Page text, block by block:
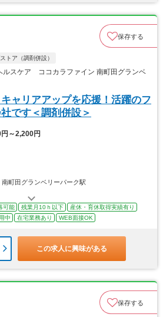
保存する
トア（調剤併設）
ルスケア ココカラファイン 南町田グランベ
キャリアアップを応援！活躍のフ
です＜調剤併設＞
円～2,200円
町田グランベリーパーク駅
可能 残業月10ｈ以下
産休・育休取得実績有り
中 在宅業務あり WEB面接OK
この求人に興味がある
保存する